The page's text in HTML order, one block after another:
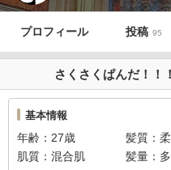
プロフィール 投稿 95
さくさくぱんだ！！
基本情報
年齢 27歳 髪質
肌質
混合肌 髪量